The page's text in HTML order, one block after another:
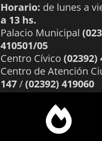
Horario: de lunes a
a 13 hs.
Palacio Municipal
410501/05
Centro Cívico (02392)
Centro de Atención
147/(02392) 419060
